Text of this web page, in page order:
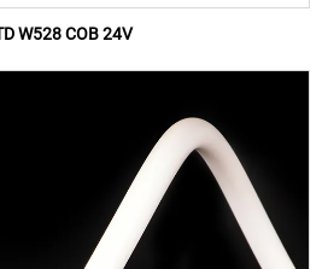
W528 COB 24V